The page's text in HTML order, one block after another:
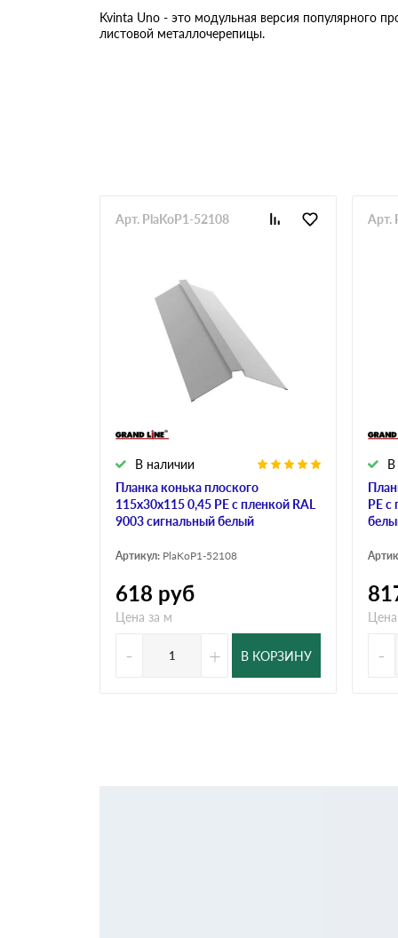
Kvinta Uno - это модульная версия популярного
листовой металлочерепицы.
Планка конька плоского
115х30х115 0,45 PE с пленкой RAL
9003 сигнальный белый
В наличии
Арт. PlaKoP1-52108
Артикул: PlaKoP1-52108
618 руб
Цена за м
- + В КОРЗИНУ
PE с
В
Арт.
-